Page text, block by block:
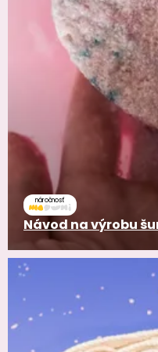
náročnosť
Návod na výrobu